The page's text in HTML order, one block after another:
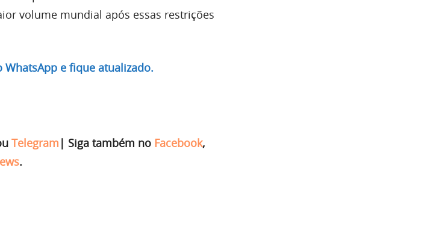
volume mundial após essas restrições
WhatsApp e fique atualizado.
Telegram | Siga também no Facebook,
.